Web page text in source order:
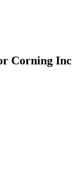
Corning Inc